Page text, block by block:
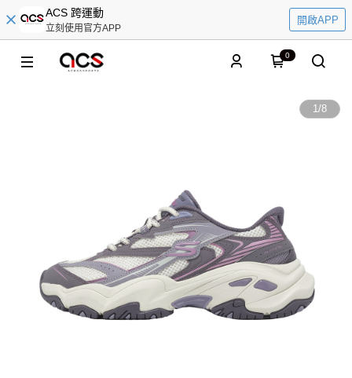
ACS 跨運動
立刻使用官方APP
開啟APP
0
1/8